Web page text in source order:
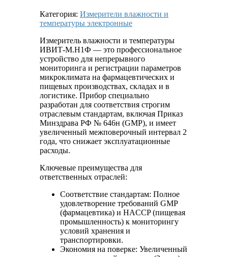
Категория: Измерители влажности и
температуры электронные
Измеритель влажности и температуры
ИВИТ-М.Н1Ф — это профессиональное
устройство для непрерывного
мониторинга и регистрации параметров
микроклимата на фармацевтических и
пищевых производствах, складах и в
логистике. Прибор специально
разработан для соответствия строгим
отраслевым стандартам, включая Приказ
Минздрава РФ № 646н (GMP), и имеет
увеличенный межповерочный интервал 2
года, что снижает эксплуатационные
расходы.
Ключевые преимущества для
ответственных отраслей:
Соответствие стандартам: Полное
удовлетворение требований GMP
(фармацевтика) и HACCP (пищевая
промышленность) к мониторингу
условий хранения и
транспортировки.
Экономия на поверке: Увеличенный